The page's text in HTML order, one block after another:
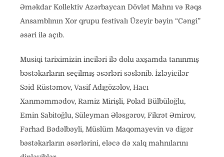
Əməkdar Kollektiv Azərbaycan Dövlət Mahnı və Rəqs
Ansamblının Xor qrupu festivalı Üzeyir bəyin “Cəngi”
əsəri ilə açıb.
Musiqi tariximizin inciləri ilə dolu axşamda tanınmış
bəstəkarların seçilmış əsərləri səslənib. İzləyicilər
Səid Rüstəmov, Vasif Adıgözəlov, Hacı
Xanməmmədov, Ramiz Mirişli, Polad Bülbüloğlu,
Emin Sabitoğlu, Süleyman Ələsgərov, Fikrət Əmirov,
Fərhad Bədəlbəyli, Müslüm Maqomayevin və digər
bəstəkarların əsərlərini, eləcə də xalq mahnılarını